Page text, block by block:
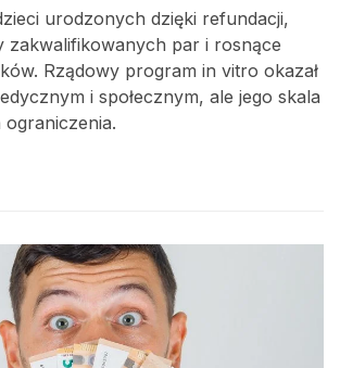
urodzonych dzięki refundacji,
zakwalifikowanych par i rosnące
Rządowy program in vitro okazał
i społecznym, ale jego skala
ograniczenia.